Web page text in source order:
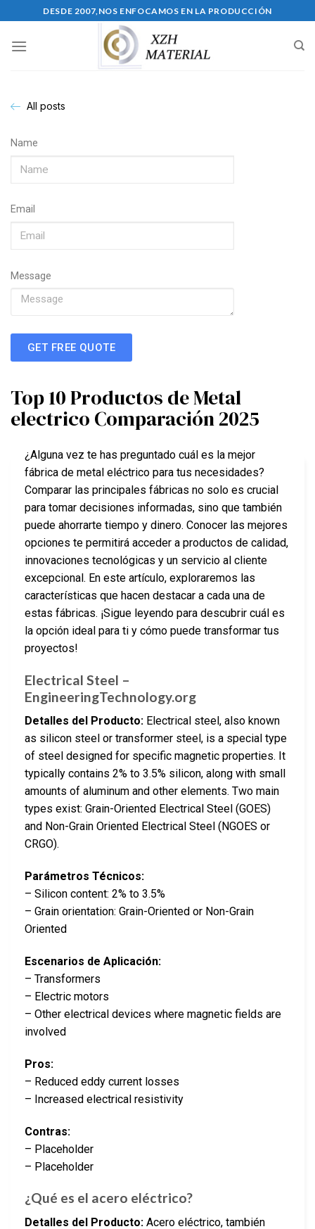
DESDE 2007,NOS ENFOCAMOS EN LA PRODUCCIÓN
All posts
Name
Email
Message
GET FREE QUOTE
Top 10 Productos de Metal
electrico Comparación 2025
¿Alguna vez te has preguntado cuál es la mejor
fábrica de metal eléctrico para tus necesidades?
Comparar las principales fábricas no solo es crucial
para tomar decisiones informadas, sino que también
puede ahorrarte tiempo y dinero. Conocer las mejores
opciones te permitirá acceder a productos de calidad,
innovaciones tecnológicas y un servicio al cliente
excepcional. En este artículo, exploraremos las
características que hacen destacar a cada una de
estas fábricas. ¡Sigue leyendo para descubrir cuál es
la opción ideal para ti y cómo puede transformar tus
proyectos!
Electrical Steel –
EngineeringTechnology.org
Detalles del Producto: Electrical steel, also known
as silicon steel or transformer steel, is a special type
of steel designed for specific magnetic properties. It
typically contains 2% to 3.5% silicon, along with small
amounts of aluminum and other elements. Two main
types exist: Grain-Oriented Electrical Steel (GOES)
and Non-Grain Oriented Electrical Steel (NGOES or
CRGO).
Parámetros Técnicos:
– Silicon content: 2% to 3.5%
– Grain orientation: Grain-Oriented or Non-Grain
Oriented
Escenarios de Aplicación:
– Transformers
– Electric motors
– Other electrical devices where magnetic fields are
involved
Pros:
– Reduced eddy current losses
– Increased electrical resistivity
Contras:
– Placeholder
– Placeholder
¿Qué es el acero eléctrico?
Detalles del Producto: Acero eléctrico, también